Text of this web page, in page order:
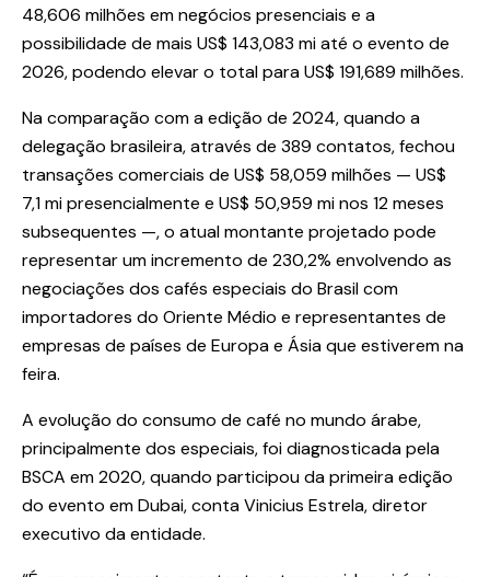
48,606 milhões em negócios presenciais e a
possibilidade de mais US$ 143,083 mi até o evento de
2026, podendo elevar o total para US$ 191,689 milhões.
Na comparação com a edição de 2024, quando a
delegação brasileira, através de 389 contatos, fechou
transações comerciais de US$ 58,059 milhões — US$
7,1 mi presencialmente e US$ 50,959 mi nos 12 meses
subsequentes —, o atual montante projetado pode
representar um incremento de 230,2% envolvendo as
negociações dos cafés especiais do Brasil com
importadores do Oriente Médio e representantes de
empresas de países de Europa e Ásia que estiverem na
feira.
A evolução do consumo de café no mundo árabe,
principalmente dos especiais, foi diagnosticada pela
BSCA em 2020, quando participou da primeira edição
do evento em Dubai, conta Vinicius Estrela, diretor
executivo da entidade.